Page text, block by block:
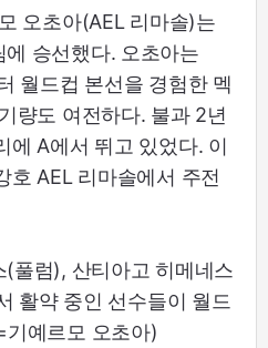
오초아(AEL 리마솔)는
승선했다. 오초아는
월드컵 본선을 경험한 멕
량도 여전하다. 불과 2년
에 A에서 뛰고 있었다. 이
호 AEL 리마솔에서 주전
풀럼), 산티아고 히메네스
활약 중인 선수들이 월드
예르모 오초아)